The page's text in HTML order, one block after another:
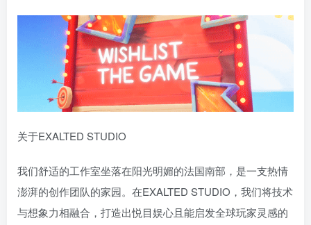
关于EXALTED STUDIO
我们舒适的工作室坐落在阳光明媚的法国南部，是一支热情
澎湃的创作团队的家园。在EXALTED STUDIO，我们将技术
与想象力相融合，打造出悦目娱心且能启发全球玩家灵感的